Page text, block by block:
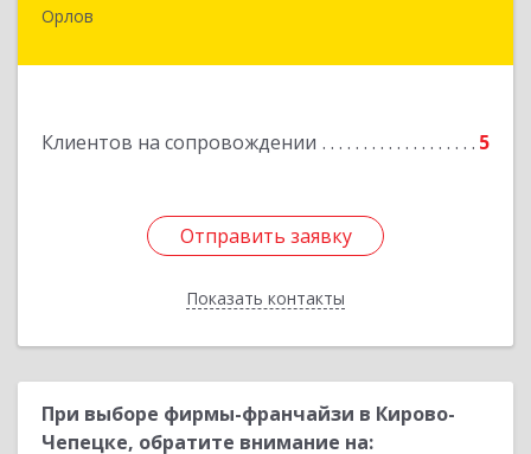
Орлов
Клиентов на сопровождении 5
Отправить заявку
Показать контакты
Отправить заявку
Назад
При выборе фирмы-франчайзи в Кирово-
Чепецке, обратите внимание на: